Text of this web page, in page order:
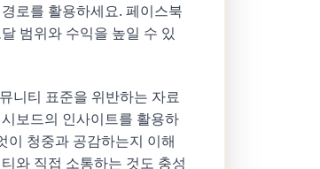
로를 활용하세요. 페이스북
범위와 수익을 높일 수 있
니티 표준을 위반하는 자료
보드의 인사이트를 활용하
이 청중과 공감하는지 이해
와 직접 소통하는 것도 충성